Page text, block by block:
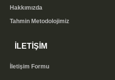
Hakkımızda
Tahmin Metodolojimiz
İLETİŞİM
İletişim Formu